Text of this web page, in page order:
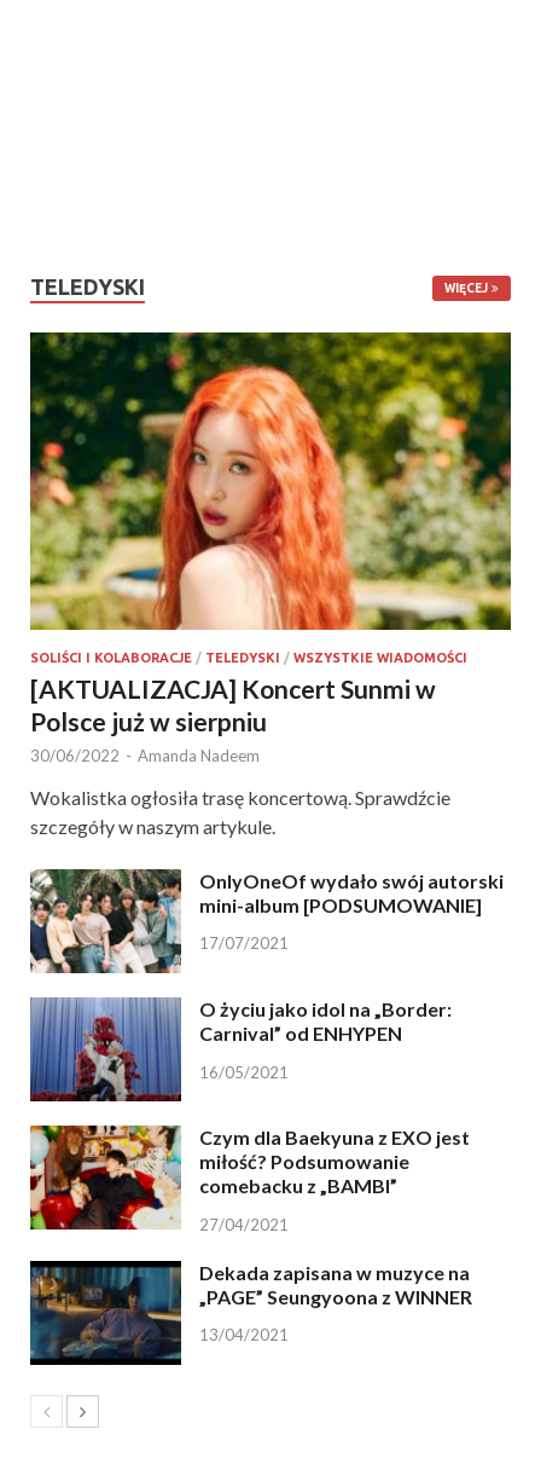
TELEDYSKI WIĘCEJ
SOLIŚCI I KOLABORACJE / TELEDYSKI / WSZYSTKIE WIADOMOŚCI
[AKTUALIZACJA] Koncert Sunmi w
Polsce już w sierpniu
30/06/2022 - Amanda Nadeem
Wokalistka ogłosiła trasę koncertową. Sprawdźcie
szczegóły w naszym artykule.
OnlyOneOf wydało swój autorski
mini-album [PODSUMOWANIE]
17/07/2021
O życiu jako idol na „Border:
Carnival” od ENHYPEN
16/05/2021
Czym dla Baekyuna z EXO jest
miłość? Podsumowanie
comebacku z „BAMBI”
27/04/2021
Dekada zapisana w muzyce na
„PAGE” Seungyoona z WINNER
13/04/2021